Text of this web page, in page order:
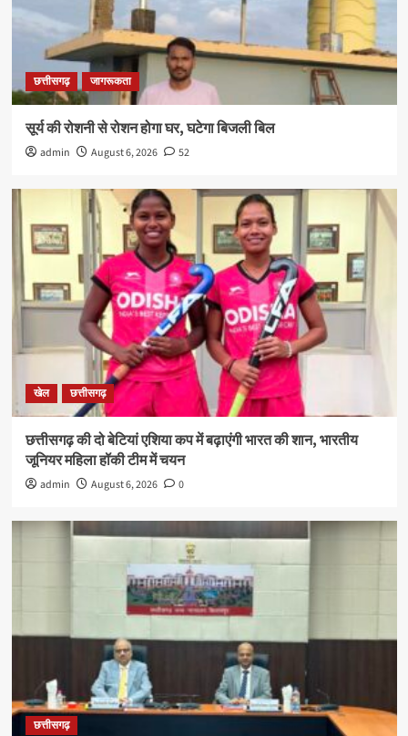
छत्तीसगढ़ जागरूकता
सूर्य की रोशनी से रोशन होगा घर, घटेगा बिजली बिल
admin August 6, 2026 52
खेल छत्तीसगढ़
छत्तीसगढ़ की दो बेटियां एशिया कप में बढ़ाएंगी भारत की शान, भारतीय
जूनियर महिला हॉकी टीम में चयन
admin August 6, 2026 0
छत्तीसगढ़